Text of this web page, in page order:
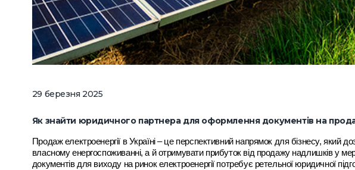
29 березня 2025
Як знайти юридичного партнера для оформлення документів на
Продаж електроенергії в Україні – це перспективний напрямок для бізнесу, який
власному енергоспоживанні, а й отримувати прибуток від продажу надлишків у
документів для виходу на ринок електроенергії потребує ретельної юридичної